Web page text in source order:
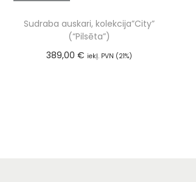
Sudraba auskari, kolekcija”City”
(“Pilsēta”)
389,00€ iekļ. PVN (21%)